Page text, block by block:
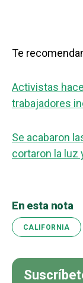
Te
Activistas
trabajadores
Se acabaron
cortaron la luz
En esta nota
CALIFORNIA